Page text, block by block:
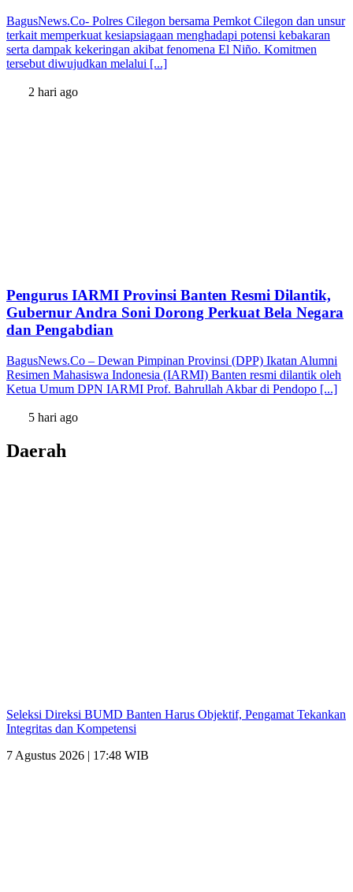
BagusNews.Co- Polres Cilegon bersama Pemkot Cilegon dan unsur
terkait memperkuat kesiapsiagaan menghadapi potensi kebakaran
serta dampak kekeringan akibat fenomena El Niño. Komitmen
tersebut diwujudkan melalui [...]
2 hari ago
Pengurus IARMI Provinsi Banten Resmi Dilantik,
Gubernur Andra Soni Dorong Perkuat Bela Negara
dan Pengabdian
BagusNews.Co – Dewan Pimpinan Provinsi (DPP) Ikatan Alumni
Resimen Mahasiswa Indonesia (IARMI) Banten resmi dilantik oleh
Ketua Umum DPN IARMI Prof. Bahrullah Akbar di Pendopo [...]
5 hari ago
Daerah
Seleksi Direksi BUMD Banten Harus Objektif, Pengamat Tekankan
Integritas dan Kompetensi
7 Agustus 2026 | 17:48 WIB